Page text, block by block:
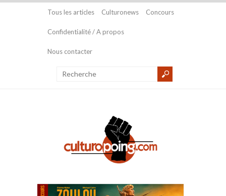
Tous les articles Culturonews Concours
Confidentialité / A propos
Nous contacter